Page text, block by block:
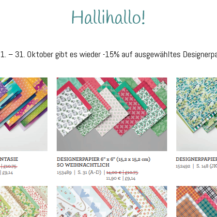
– 31. Oktober gibt es wieder -15% auf ausgewähltes